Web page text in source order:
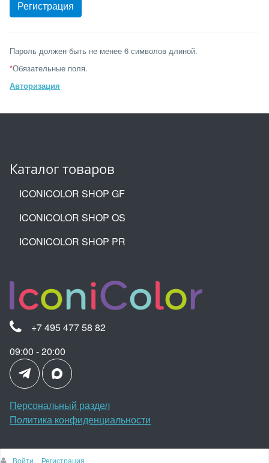
Пароль должен быть не менее 6 символов длиной.
*Обязательные поля.
Авторизация
Каталог товаров
ICONICOLOR SHOP GF
ICONICOLOR SHOP OS
ICONICOLOR SHOP PR
+7 495 477 58 82
09:00 - 20:00
Персональный раздел
Политика конфиденциальности
Войти Регистрация